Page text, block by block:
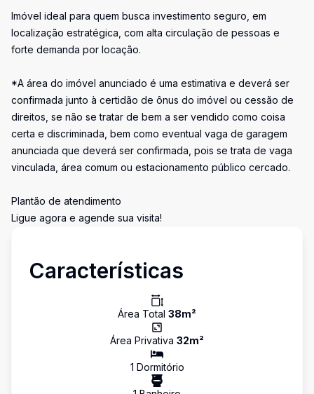
Imóvel ideal para quem busca investimento seguro, em
localização estratégica, com alta circulação de pessoas e
forte demanda por locação.
*A área do imóvel anunciado é uma estimativa e deverá ser
confirmada junto à certidão de ônus do imóvel ou cessão de
direitos, se não se tratar de bem a ser vendido como coisa
certa e discriminada, bem como eventual vaga de garagem
anunciada que deverá ser confirmada, pois se trata de vaga
vinculada, área comum ou estacionamento público cercado.
Plantão de atendimento
Ligue agora e agende sua visita!
Características
Área Total 38m²
Área Privativa 32m²
1 Dormitório